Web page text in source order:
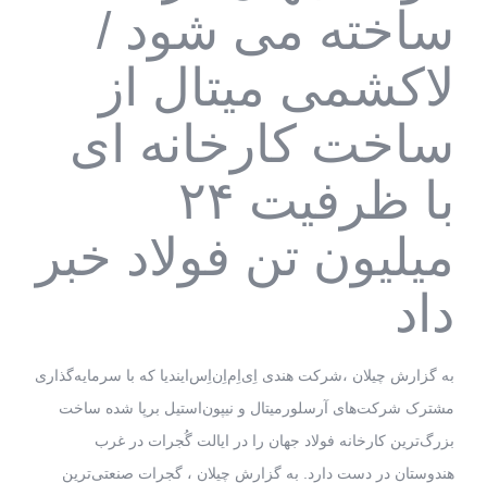
ساخته می شود /
لاکشمی میتال از
ساخت کارخانه ای
با ظرفیت ۲۴
میلیون تن فولاد خبر
داد
به گزارش چیلان ،شرکت هندی اِی‌اِم‌اِن‌اِس‌ایندیا که با سرمایه‌گذاری
مشترک شرکت‌های آرسلورمیتال و نیپون‌استیل برپا شده ساخت
بزرگ‌ترین کارخانه فولاد جهان را در ایالت گُجرات در غرب
هندوستان در دست دارد. به گزارش چیلان ، گجرات صنعتی‌ترین